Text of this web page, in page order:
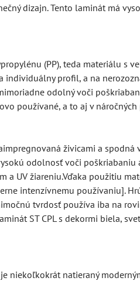
dizajn. Tento laminát má
(PP), teda materiálu
profil, a na
odolný voči
používané, a to aj v
živicami a
odolnosť voči
a UV žiareniu.Vďaka použitiu
intenzívnemu používaniu].
tvrdosť používa iba na
ST CPL s dekormi biela,
je niekoľkokrát natieraný